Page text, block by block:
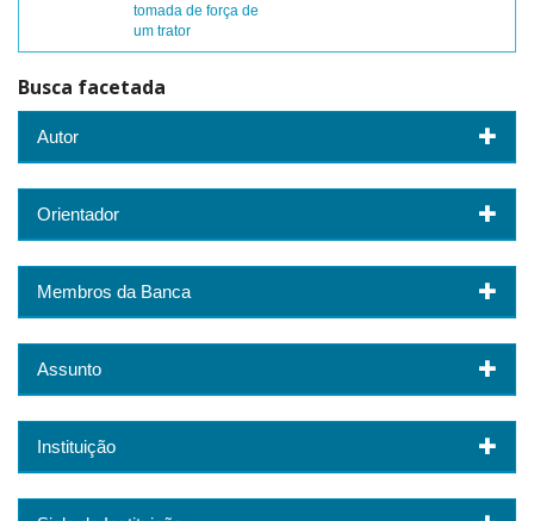
tomada de força de
um trator
Busca facetada
Autor
Orientador
Membros da Banca
Assunto
Instituição